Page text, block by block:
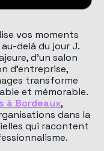
vos moments
delà du jour J.
d'un salon
d'entreprise,
transforme
et mémorable.
à Bordeaux,
dans la
qui racontent